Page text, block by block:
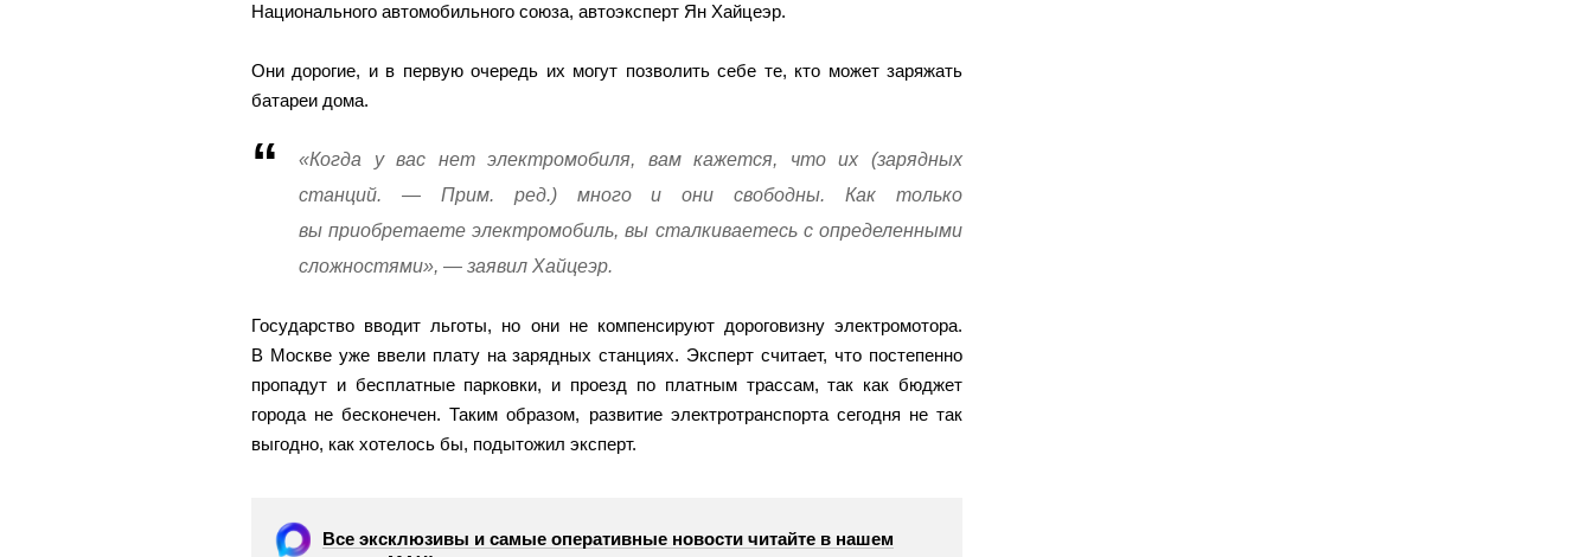
Национального автомобильного союза, автоэксперт Ян Хайцеэр.
Они дорогие, и в первую очередь их могут позволить себе те, кто может заряжать
батареи дома.
«Когда у вас нет электромобиля, вам кажется, что их (зарядных
станций. — Прим. ред.) много и они свободны. Как только
вы приобретаете электромобиль, вы сталкиваетесь с определенными
сложностями», — заявил Хайцеэр.
Государство вводит льготы, но они не компенсируют дороговизну электромотора.
В Москве уже ввели плату на зарядных станциях. Эксперт считает, что постепенно
пропадут и бесплатные парковки, и проезд по платным трассам, так как бюджет
города не бесконечен. Таким образом, развитие электротранспорта сегодня не так
выгодно, как хотелось бы, подытожил эксперт.
Все эксклюзивы и самые оперативные новости читайте в нашем